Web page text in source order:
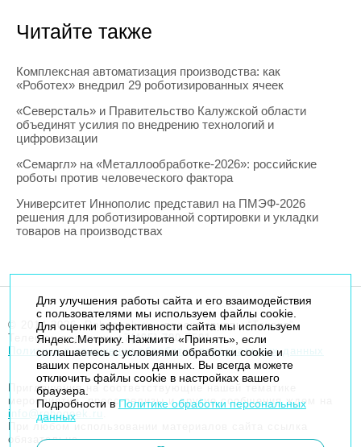
Читайте также
Комплексная автоматизация производства: как
«Роботех» внедрил 29 роботизированных ячеек
«Северсталь» и Правительство Калужской области
объединят усилия по внедрению технологий и
цифровизации
«Семаргл» на «Металлообработке-2026»: российские
роботы против человеческого фактора
Университет Иннополис представил на ПМЭФ-2026
решения для роботизированной сортировки и укладки
товаров на производствах
© 2014-2026. Robogeek.ru - проект группы “Текарт”.
Телефон редакции+7(495) 790-7591
Политика в отношении обработки персональных данных
Приглашения на соответствующие нашей тематике
мероприятия, пресс-релизы и другие сообщения ждем на
info@robogeek.ru
При любом использовании материалов сайта ссылка
обязательна.
Для улучшения работы сайта и его взаимодействия
с пользователями мы используем файлы cookie.
Для оценки эффективности сайта мы используем
Яндекс.Метрику. Нажмите «Принять», если
соглашаетесь с условиями обработки cookie и
ваших персональных данных. Вы всегда можете
отключить файлы cookie в настройках вашего
браузера.
Подробности в Политике обработки персональных
данных